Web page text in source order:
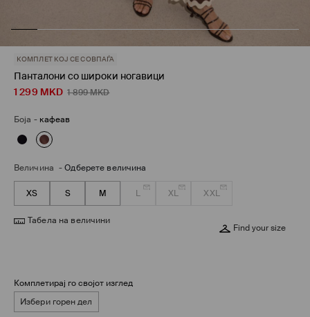
КОМПЛЕТ КОЈ СЕ СОВПАЃА
Панталони со широки ногавици
1 299 MKD 1 899MKD
Боја - кафеав
Величина -Одберете величина
XS S M L XL XXL
Табела на величини
Find your size
Комплетирај го својот изглед
Избери горен дел